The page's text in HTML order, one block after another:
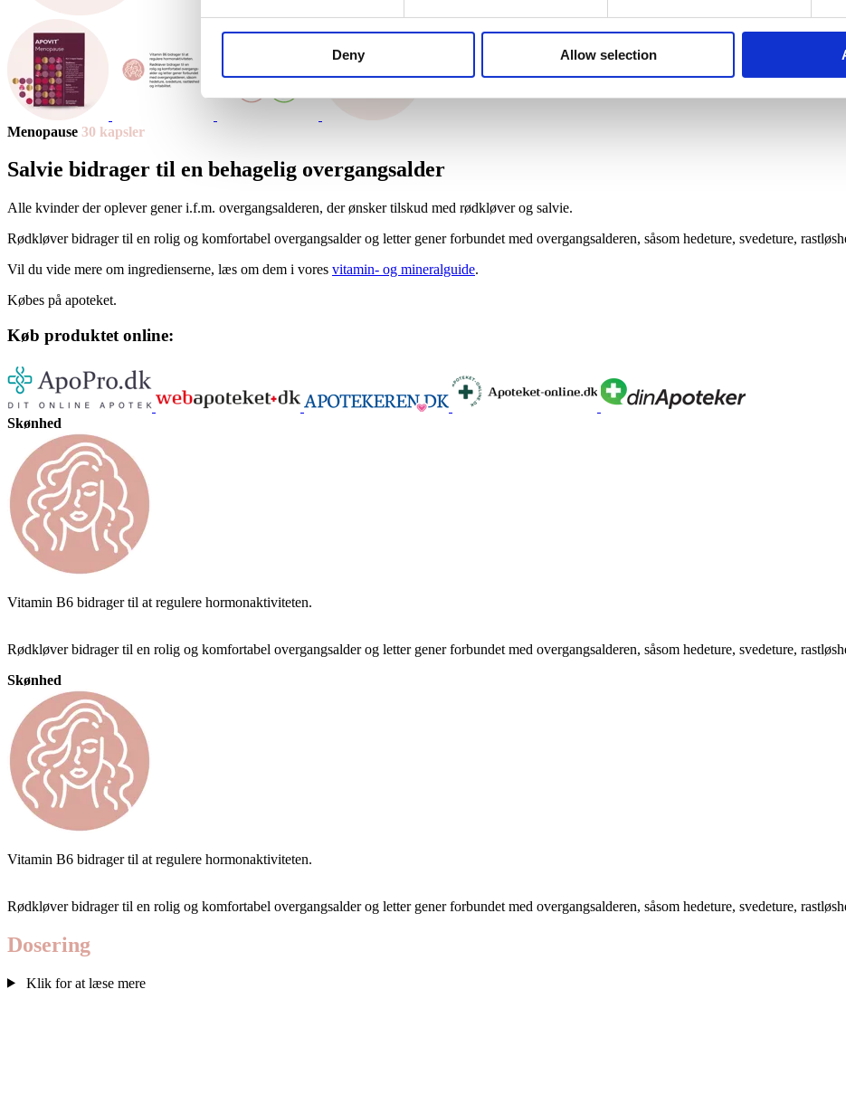
Deny Allow selection
Meno­pause 30 kaps­ler
Sal­vie bidra­ger til en beha­ge­lig over­gangs­al­der
Alle kvinder der oplever gener i.f.m. overgangsalderen, der ønsker tilskud med rødkløver og salvie.
Rødkløver bidrager til en rolig og komfortabel overgangsalder og letter gener forbundet med overgangsalderen, såsom hedeture, svedeture,
Vil du vide mere om ingredienserne, læs om dem i vores vitamin- og mineralguide.
Købes på apoteket.
Køb produktet online:
Skønhed
Vitamin B6 bidrager til at regulere hormonaktiviteten.
Rødkløver bidrager til en rolig og komfortabel overgangsalder og letter gener forbundet med overgangsalderen, såsom hedeture, svedeture,
Skønhed
Vitamin B6 bidrager til at regulere hormonaktiviteten.
Rødkløver bidrager til en rolig og komfortabel overgangsalder og letter gener forbundet med overgangsalderen, såsom hedeture, svedeture,
Dose­ring
Klik for at læse mere